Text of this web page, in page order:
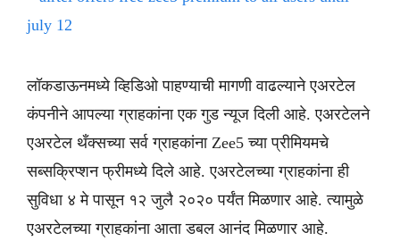
लॉकडाऊनमध्ये व्हिडिओ पाहण्याची मागणी वाढल्याने एअरटेल
कंपनीने आपल्या ग्राहकांना एक गुड न्यूज दिली आहे. एअरटेलने
एअरटेल थँक्सच्या सर्व ग्राहकांना Zee5 च्या प्रीमियमचे
सब्सक्रिप्शन फ्रीमध्ये दिले आहे. एअरटेलच्या ग्राहकांना ही
सुविधा ४ मे पासून १२ जुलै २०२० पर्यंत मिळणार आहे. त्यामुळे
एअरटेलच्या ग्राहकांना आता डबल आनंद मिळणार आहे.